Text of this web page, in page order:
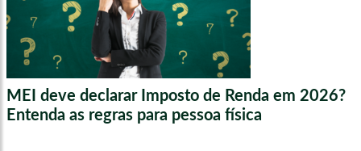
MEI deve declarar Imposto de Renda em 2026?
Entenda as regras para pessoa física